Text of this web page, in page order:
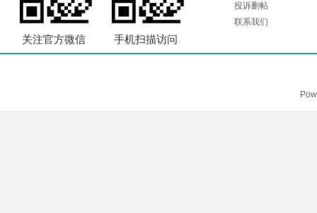
关注官方微信 手机扫描访问
投诉删帖
联系我们